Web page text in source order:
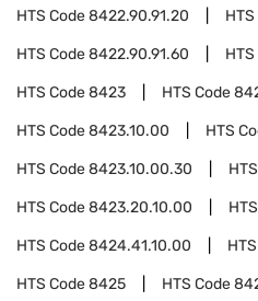
HTS Code8422.90.91.20
HTS Code8422.90.91.60
HTS Code8423 HTS Code
HTS Code8423.10.00 HTS
HTS Code8423.10.00.30
HTS Code8423.20.10.00
HTS Code8424.41.10.00
HTS Code8425 HTS Code